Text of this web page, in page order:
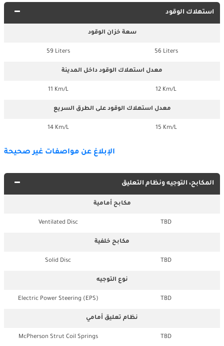
استهلاك الوقود
سعة خزان الوقود
56 Liters
59 Liters
معدل استهلاك الوقود داخل المدينة
12 Km/L
11 Km/L
معدل استهلاك الوقود على الطرق السريع
15 Km/L
14 Km/L
الإبلاغ عن مواصفات غير صحيحة
المكابح، التوجيه ونظام التعليق
مكابح أمامية
TBD
Ventilated Disc
مكابح خلفية
TBD
Solid Disc
نوع التوجيه
TBD
Electric Power Steering (EPS)
نظام تعليق أمامي
TBD
McPherson Strut Coil Springs